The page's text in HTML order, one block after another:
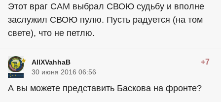
Этот враг САМ выбрал СВОЮ судьбу и вполне
заслужил СВОЮ пулю. Пусть радуется (на том
свете), что не петлю.
AllXVahhaB +7
30 июня 2016 06:56
А вы можете представить Баскова на фронте?